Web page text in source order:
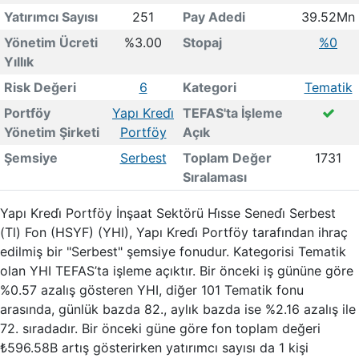
Yatırımcı Sayısı
251 Pay Adedi
39.52Mn
Yönetim Ücreti
Yıllık
%3.00 Stopaj %0
Risk Değeri 6 Kategori
Tematik
Portföy
Yönetim Şirketi
Yapı Kredi̇
Portföy
TEFAS'ta İşleme
Açık
Şemsiye
Serbest
Toplam Değer
Sıralaması
1731
Yapı Kredi̇ Portföy İnşaat Sektörü Hi̇sse Senedi̇ Serbest
(Tl) Fon (HSYF) (YHI), Yapı Kredi̇ Portföy tarafından ihraç
edilmiş bir "Serbest" şemsiye fonudur. Kategorisi Tematik
olan YHI TEFAS’ta işleme açıktır. Bir önceki iş gününe göre
%0.57 azalış gösteren YHI, diğer 101 Tematik fonu
arasında, günlük bazda 82., aylık bazda ise %2.16 azalış ile
72. sıradadır. Bir önceki güne göre fon toplam değeri
₺596.58B artış gösterirken yatırımcı sayısı da 1 kişi